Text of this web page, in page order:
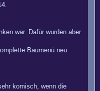
war. Dafür wurden aber
Baumenü neu
komisch, wenn die